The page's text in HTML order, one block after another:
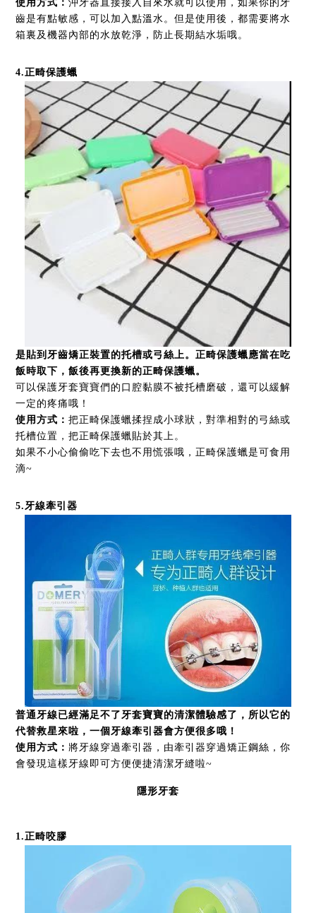
使用方式 ：沖牙器直接接入自來水就可以使用，如果你的牙
齒是有點敏感，可以加入點溫水。但是使用後，都需要將水
箱裏及機器內部的水放乾淨，防止長期結水垢哦。
4. 正畸保護蠟
是貼到牙齒矯正裝置的托槽或弓絲上。正畸保護蠟應當在吃
飯時取下，飯後再更換新的正畸保護蠟。
可以保護牙套寶寶們的口腔黏膜不被托槽磨破，還可以緩解
一定的疼痛哦！
使用方式 ：把正畸保護蠟揉捏成小球狀，對準相對的弓絲或
托槽位置，把正畸保護蠟貼於其上。
如果不小心偷偷吃下去也不用慌張哦，正畸保護蠟是可食用
滴~
5.牙線牽引器
普通牙線已經滿足不了牙套寶寶的清潔體驗感了，所以它的
代替救星來啦，一個牙線牽引器會方便很多哦！
使用方式 ：將牙線穿過牽引器，由牽引器穿過矯正鋼絲，你
會發現這樣牙線即可方便便捷清潔牙縫啦~
隱形牙套
1.正畸咬膠